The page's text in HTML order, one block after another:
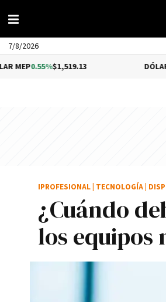
7/8/2026
$1,519.13 1.07%
¿Cuándo
los equipos
IPROFESIONAL TECNOLOGÍA